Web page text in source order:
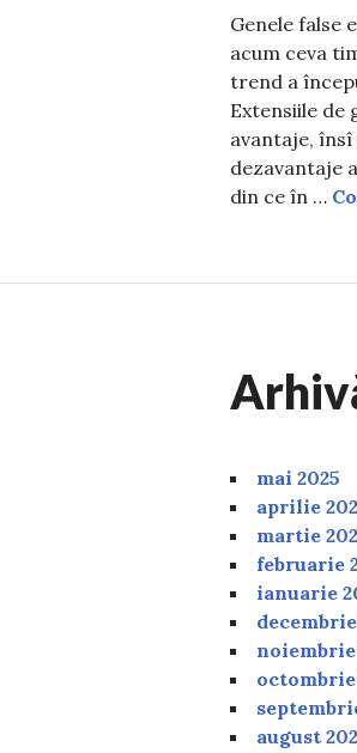
Genele false
acum ceva
trend a
Extensiile de
avantaje, însî
dezavantaje
din ce în …
mai 2025
aprilie
martie
februarie
ianuarie
noiembrie
octombrie
august